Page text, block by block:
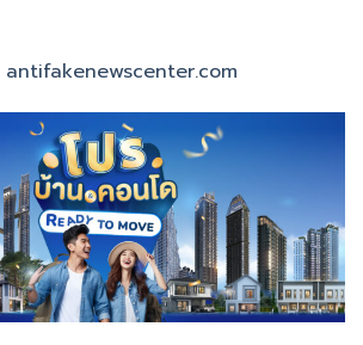
antifakenewscenter.com